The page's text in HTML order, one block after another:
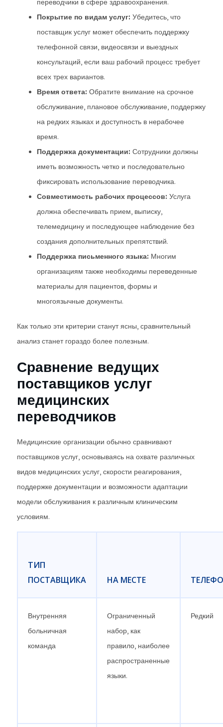
переводчики в сфере здравоохранения.
Покрытие по видам услуг: Убедитесь, что
поставщик услуг может обеспечить поддержку
телефонной связи, видеосвязи и выездных
консультаций, если ваш рабочий процесс требует
всех трех вариантов.
Время ответа: Обратите внимание на срочное
обслуживание, плановое обслуживание, поддержку
на редких языках и доступность в нерабочее
время.
Поддержка документации: Сотрудники должны
иметь возможность четко и последовательно
фиксировать использование переводчика.
Совместимость рабочих процессов: Услуга
должна обеспечивать прием, выписку,
телемедицину и последующее наблюдение без
создания дополнительных препятствий.
Поддержка письменного языка: Многим
организациям также необходимы переведенные
материалы для пациентов, формы и
многоязычные документы.
Как только эти критерии станут ясны, сравнительный
анализ станет гораздо более полезным.
Сравнение ведущих
поставщиков услуг
медицинских
переводчиков
Медицинские организации обычно сравнивают
поставщиков услуг, основываясь на охвате различных
видов медицинских услуг, скорости реагирования,
поддержке документации и возможности адаптации
модели обслуживания к различным клиническим
условиям.
ТИП
ПОСТАВЩИКА
НА МЕСТЕ
Внутренняя
больничная
команда
Ограниченный
набор, как
правило, наиболее
распространенные
языки.
Редкий